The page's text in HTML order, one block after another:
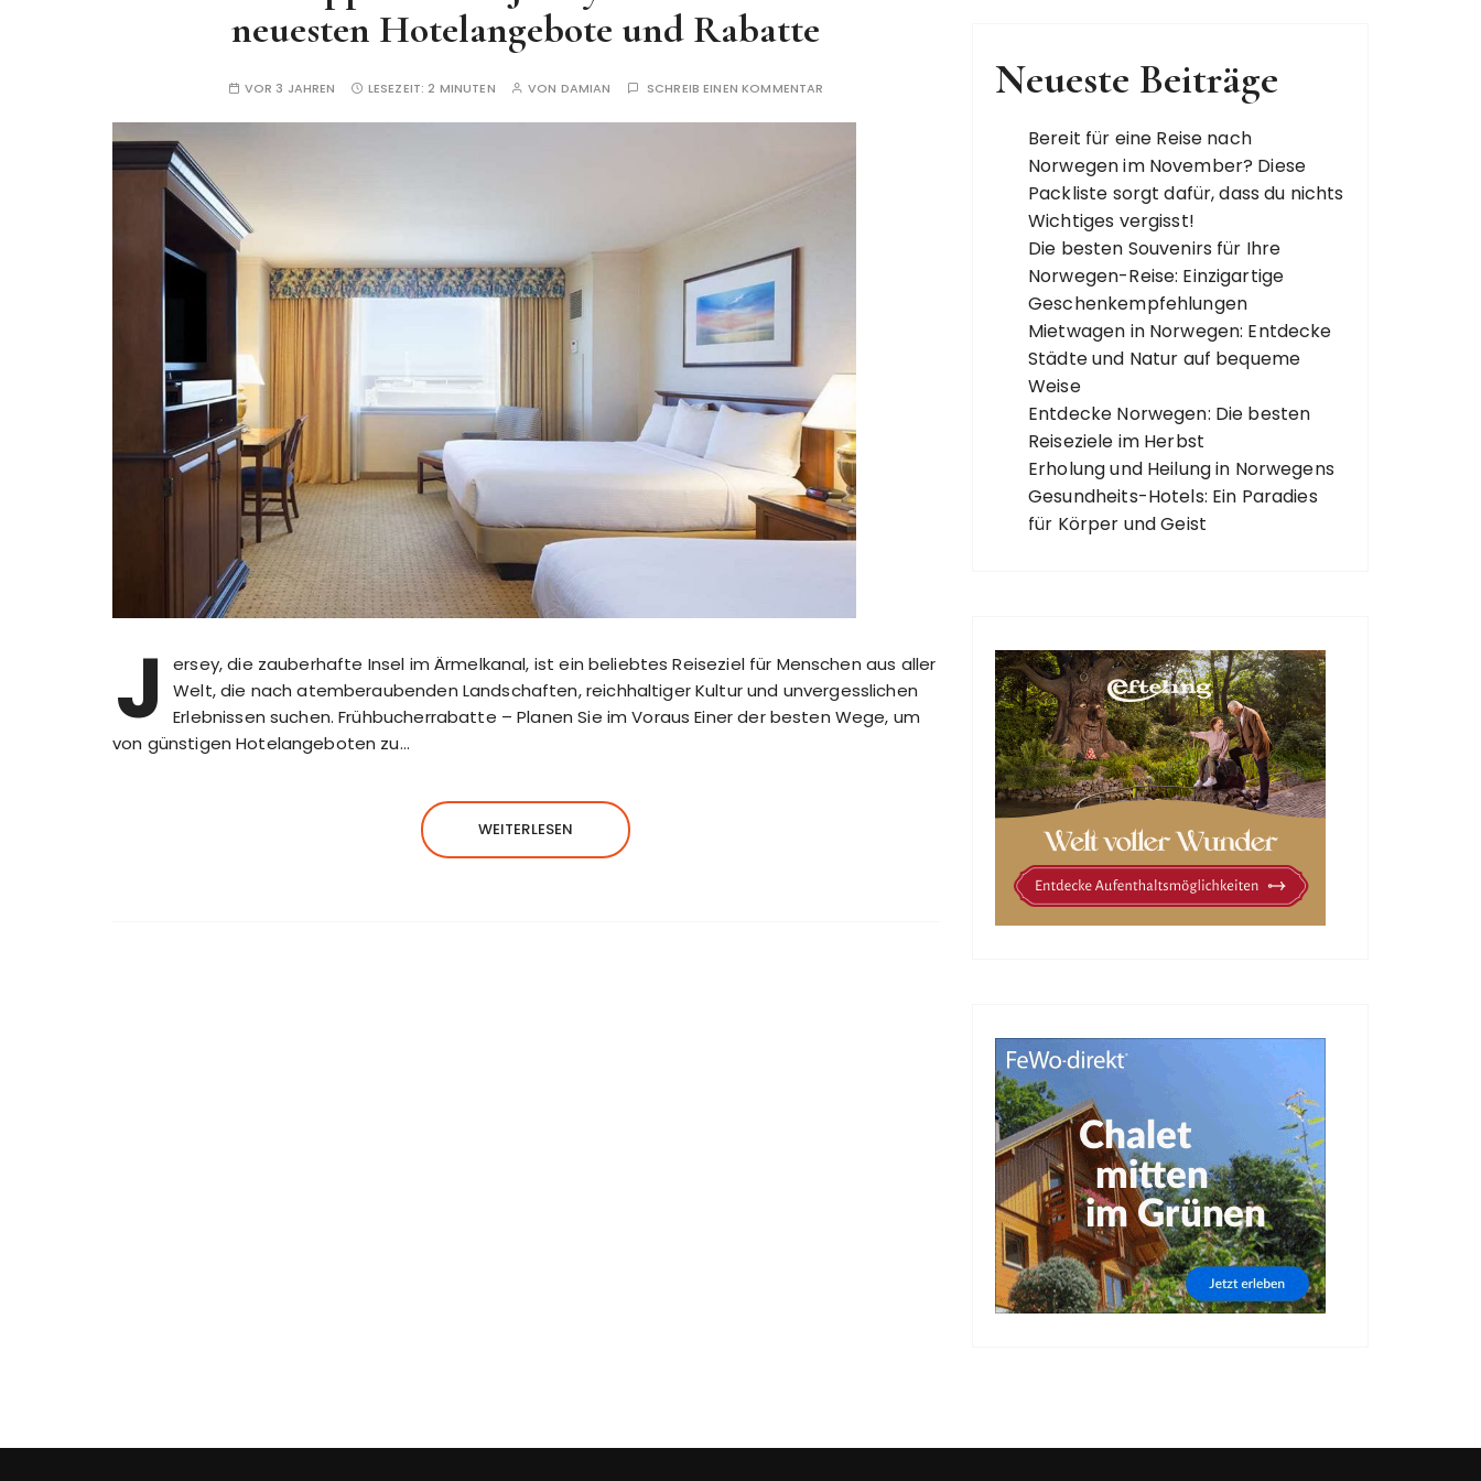
neuesten Hotelangebote und Rabatte
VOR 3 JAHREN LESEZEIT:2 MINUTEN VON DAMIAN SCHREIB EINEN KOMMENTAR
J
ersey, die zauberhafte Insel im Ärmelkanal, ist ein beliebtes Reiseziel für Menschen aus aller
Welt, die nach atemberaubenden Landschaften, reichhaltiger Kultur und unvergesslichen
Erlebnissen suchen. Frühbucherrabatte – Planen Sie im Voraus Einer der besten Wege, um
von günstigen Hotelangeboten zu…
WEITERLESEN
Neueste Beiträge
Bereit für eine Reise nach
Norwegen im November? Diese
Packliste sorgt dafür, dass du nichts
Wichtiges vergisst!
Die besten Souvenirs für Ihre
Norwegen-Reise: Einzigartige
Geschenkempfehlungen
Mietwagen in Norwegen: Entdecke
Städte und Natur auf bequeme
Weise
Entdecke Norwegen: Die besten
Reiseziele im Herbst
Erholung und Heilung in Norwegens
Gesundheits-Hotels: Ein Paradies
für Körper und Geist